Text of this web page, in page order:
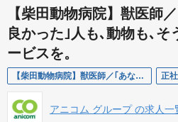
【柴田動物病院】獣医師
良かった｣人も､動物も､
ービスを。
【柴田動物病院】獣医師／｢あなたと過ごせて良かった｣人も､動物も､そう思える動物医療サービスを。 正
アニコム グループ の求人一